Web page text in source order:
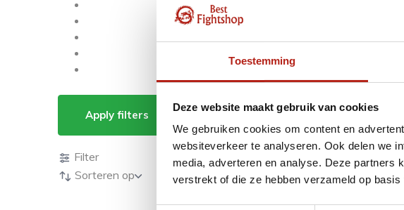
Toestemming
Deze website maakt gebruik van cookies
We gebruiken cookies om content en
websiteverkeer te analyseren. Ook delen we
media, adverteren en analyse. Deze partners
verstrekt of die ze hebben verzameld op
Apply filters Producten getagd met badges
Producten
Filter
Sorteren op